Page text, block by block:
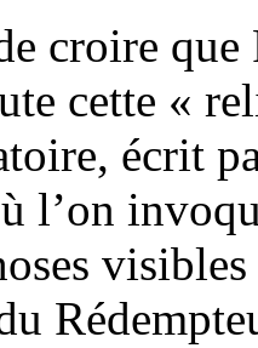
croire que
cette «
écrit
l’on